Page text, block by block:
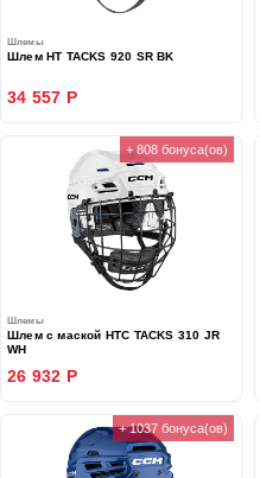
Шлемы
Шлем HT TACKS 920 SR BK
34 557 Р
+ 808 бонуса(ов)
Шлемы
Шлем с маской HTC TACKS 310 JR
WH
26 932 Р
+ 1037 бонуса(ов)